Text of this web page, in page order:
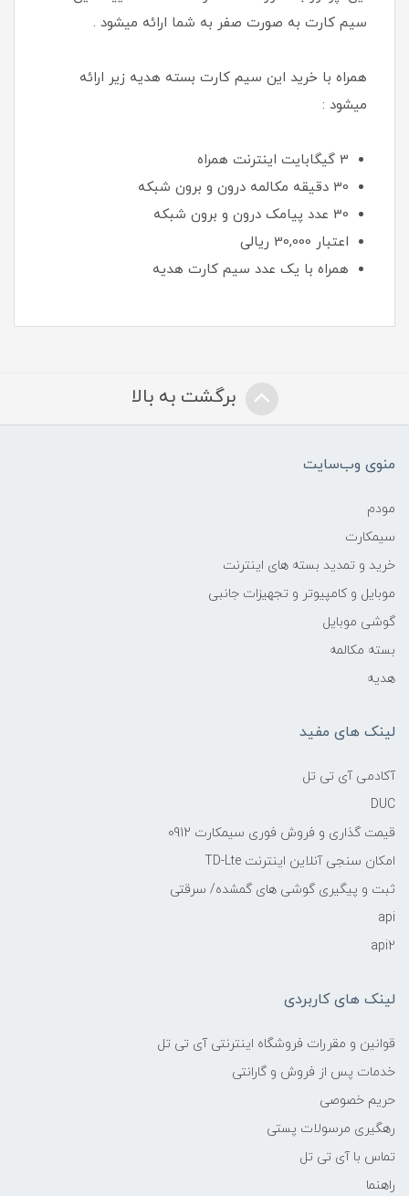
سیم کارت به صورت صفر به شما ارائه میشود .
همراه با خرید این سیم کارت بسته هدیه زیر ارائه
میشود :
3 گیگابایت اینترنت همراه
30 دقیقه مکالمه درون و برون شبکه
30 عدد پیامک درون و برون شبکه
اعتبار 30,000 ريالی
همراه با یک عدد سیم کارت هدیه
برگشت به بالا
منوی وب‌سایت
مودم
سیمکارت
خرید و تمدید بسته های اینترنت
موبایل و کامپیوتر و تجهیزات جانبی
گوشی موبایل
بسته مکالمه
هدیه
لینک های مفید
آکادمی آی تی تل
DUC
قیمت گذاری و فروش فوری سیمکارت 0912
امکان سنجی آنلاین اینترنت TD-Lte
ثبت و پیگیری گوشی های گمشده/ سرقتی
api
api2
لینک های کاربردی
قوانین و مقررات فروشگاه اینترنتی آی تی تل
خدمات پس از فروش و گارانتی
حریم خصوصی
رهگیری مرسولات پستی
تماس با آی تی تل
راهنما